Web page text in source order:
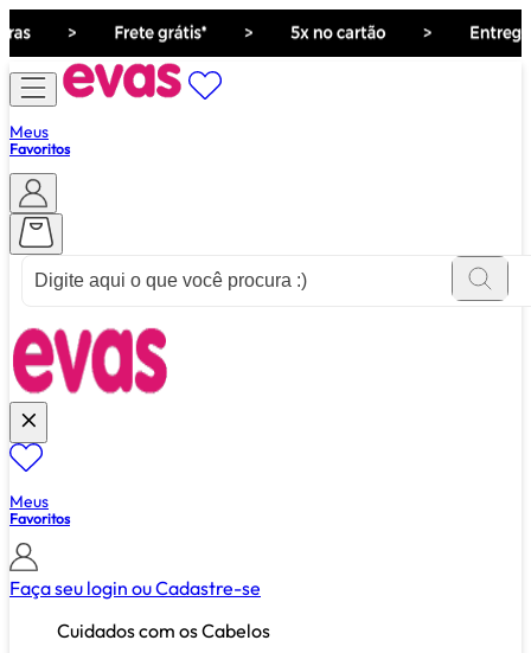
Meus
Favoritos
Meus
Favoritos
Faça seu login ouCadastre-se
Cuidados com os Cabelos